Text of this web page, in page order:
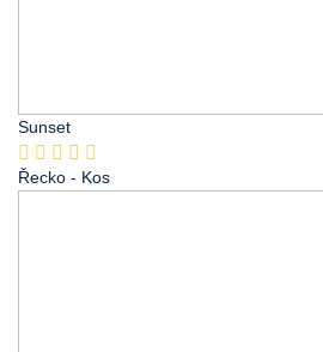
Sunset
Řecko - Kos